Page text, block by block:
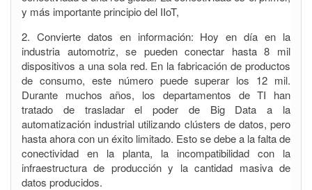
y más importante principio del IIoT,
2. Convierte datos en información: Hoy en día en la
industria automotriz, se pueden conectar hasta 8 mil
dispositivos a una sola red. En la fabricación de productos
de consumo, este número puede superar los 12 mil.
Durante muchos años, los departamentos de TI han
tratado de trasladar el poder de Big Data a la
automatización industrial utilizando clústers de datos, pero
hasta ahora con un éxito limitado. Esto se debe a la falta de
conectividad en la planta, la incompatibilidad con la
infraestructura de producción y la cantidad masiva de
datos producidos.